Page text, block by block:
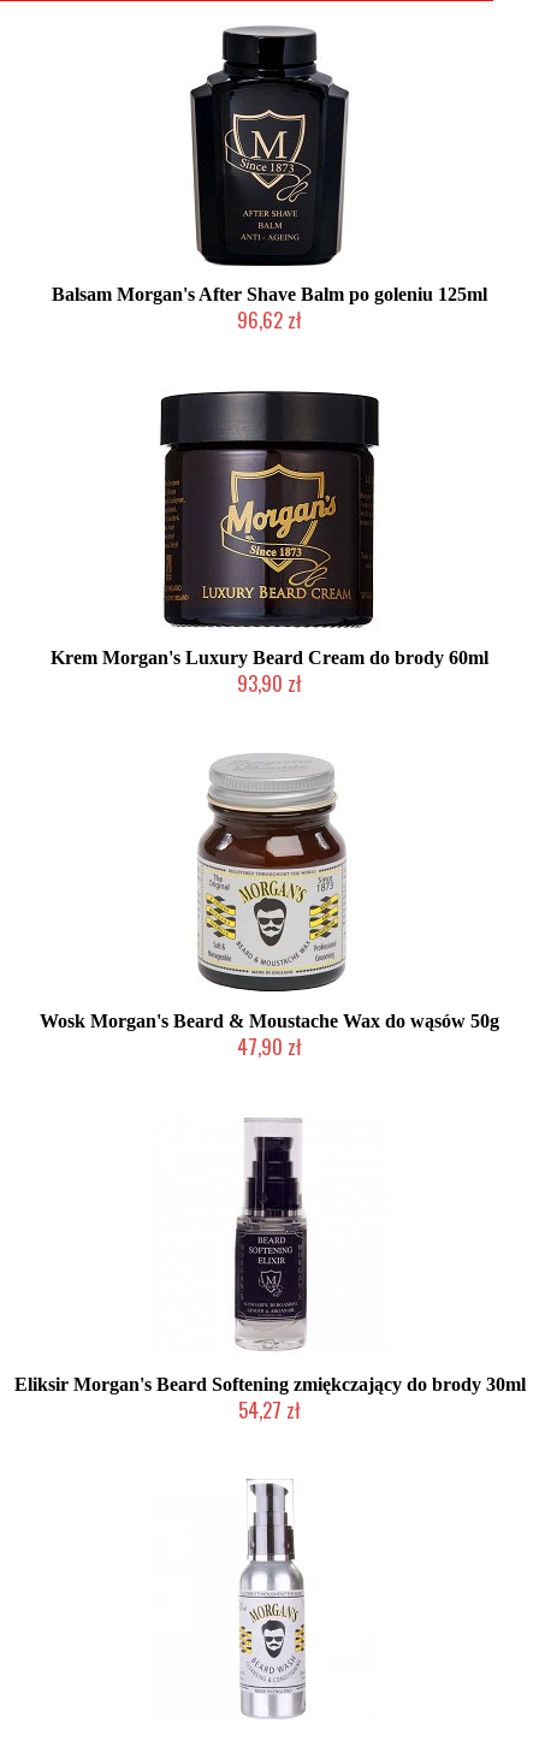
Balsam Morgan's After Shave Balm po goleniu 125ml
96,62 zł
Krem Morgan's Luxury Beard Cream do brody 60ml
93,90 zł
Wosk Morgan's Beard & Moustache Wax do wąsów 50g
47,90 zł
Eliksir Morgan's Beard Softening zmiękczający do brody 30ml
54,27 zł